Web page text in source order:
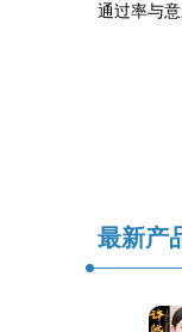
通过率与
最新产